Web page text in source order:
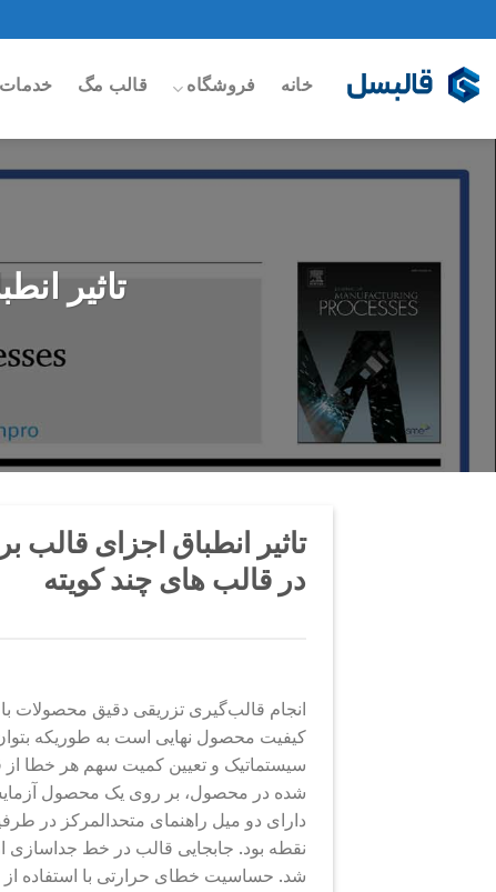
to
content
خانه فروشگاه قالب مگ
تاثیر
تاثیر انطباق اجزای قالب
در قالب های چند کویته
انجام قالب‌گیری تزریقی دقیق محصولات با
کیفیت محصول نهایی است به طوریکه
سیستماتیک و تعیین کمیت سهم هر خطا از
شده در محصول، بر روی یک محصول
دارای دو میل راهنمای متحدالمرکز در
نقطه بود. جابجایی قالب در خط جداسازی